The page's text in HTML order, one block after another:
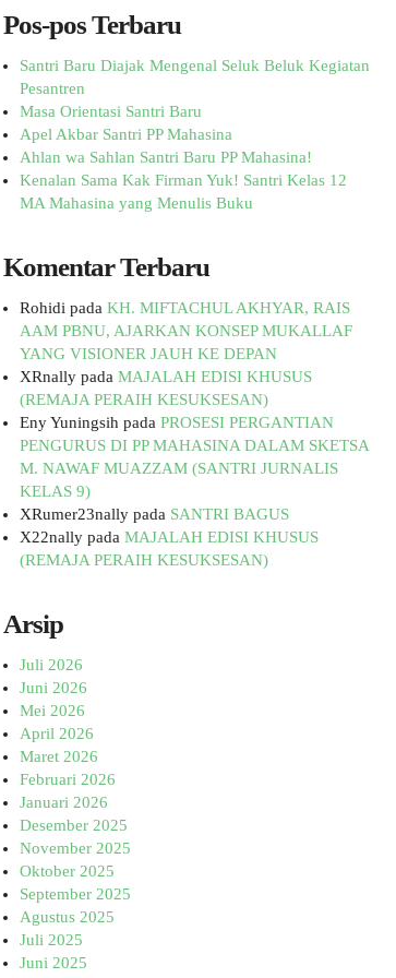
Pos-pos Terbaru
Santri Baru Diajak Mengenal Seluk Beluk Kegiatan
Pesantren
Masa Orientasi Santri Baru
Apel Akbar Santri PP Mahasina
Ahlan wa Sahlan Santri Baru PP Mahasina!
Kenalan Sama Kak Firman Yuk! Santri Kelas 12
MA Mahasina yang Menulis Buku
Komentar Terbaru
Rohidi pada KH. MIFTACHUL AKHYAR, RAIS
AAM PBNU, AJARKAN KONSEP MUKALLAF
YANG VISIONER JAUH KE DEPAN
XRnally pada MAJALAH EDISI KHUSUS
(REMAJA PERAIH KESUKSESAN)
Eny Yuningsih pada PROSESI PERGANTIAN
PENGURUS DI PP MAHASINA DALAM SKETSA
M. NAWAF MUAZZAM (SANTRI JURNALIS
KELAS 9)
XRumer23nally pada SANTRI BAGUS
X22nally pada MAJALAH EDISI KHUSUS
(REMAJA PERAIH KESUKSESAN)
Arsip
Juli 2026
Juni 2026
Mei 2026
April 2026
Maret 2026
Februari 2026
Januari 2026
Desember 2025
November 2025
Oktober 2025
September 2025
Agustus 2025
Juli 2025
Juni 2025